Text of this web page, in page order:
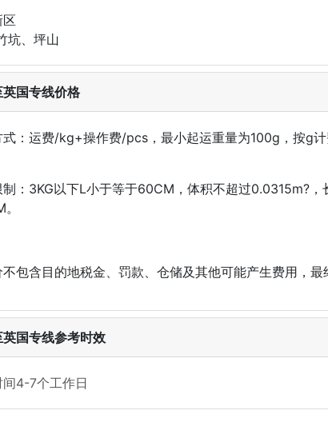
坑、坪山
国专线价格
式：运费/kg+操作费/pcs，最小起运重量为100g，按g
制：3KG以下L小于等于60CM，体积不超过0.0315m?
不包含目的地税金、罚款、仓储及其他可能产生费用，
国专线参考时效
间4-7个工作日